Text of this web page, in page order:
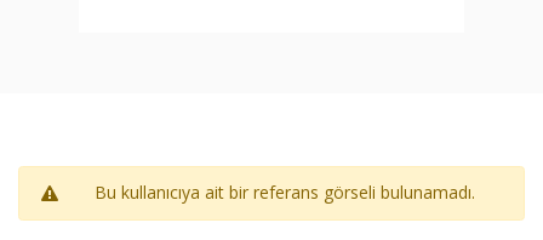
Bu kullanıcıya ait bir referans görseli bulunamadı.